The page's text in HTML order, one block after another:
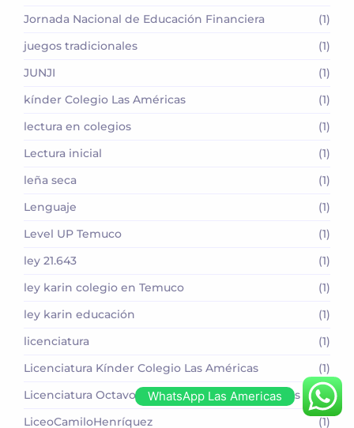
Jornada Nacional de Educación Financiera
(1)
juegos tradicionales
(1)
JUNJI
(1)
kínder Colegio Las Américas
(1)
lectura en colegios
(1)
Lectura inicial
(1)
leña seca
(1)
Lenguaje
(1)
Level UP Temuco
(1)
ley 21.643
(1)
ley karin colegio en Temuco
(1)
ley karin educación
(1)
licenciatura
(1)
Licenciatura Kínder Colegio Las Américas
(1)
Licenciatura Octavo Básico Colegio Las Américas
(1)
LiceoCamiloHenríquez
(1)
WhatsApp Las Americas